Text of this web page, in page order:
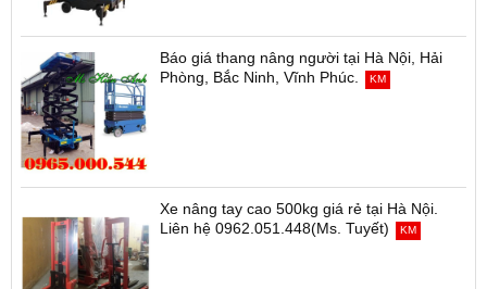
Báo giá thang nâng người tại Hà Nội, Hải
Phòng, Bắc Ninh, Vĩnh Phúc.
KM
Xe nâng tay cao 500kg giá rẻ tại Hà Nội.
Liên hệ 0962.051.448(Ms. Tuyết)
KM